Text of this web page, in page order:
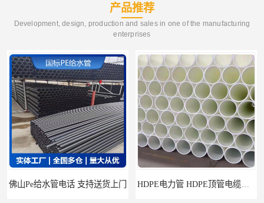
产品推荐
Development, design, production and sales in one of the manufacturing
enterprises
佛山Pe给水管电话 支持送货上门